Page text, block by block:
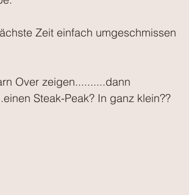
Zeit einfach umgeschmissen
Over zeigen..........dann
Steak-Peak? In ganz klein??